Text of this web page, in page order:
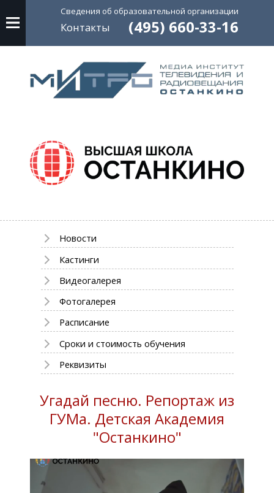
Сведения об образовательной организации
Контакты (495) 660-33-16
Новости
Кастинги
Видеогалерея
Фотогалерея
Расписание
Сроки и стоимость обучения
Реквизиты
Угадай песню. Репортаж из
ГУМа. Детская Академия
"Останкино"